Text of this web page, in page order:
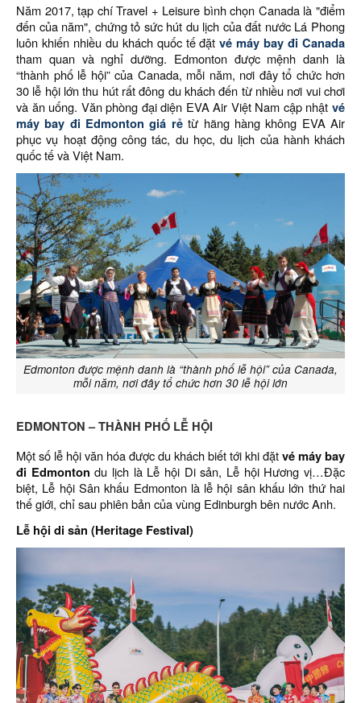
Năm 2017, tạp chí Travel + Leisure bình chọn Canada là "điểm
đến của năm", chứng tỏ sức hút du lịch của đất nước Lá Phong
luôn khiến nhiều du khách quốc tế đặtvé máy bay đi Canada
tham quan và nghỉ dưỡng. Edmonton được mệnh danh là
“thành phố lễ hội” của Canada, mỗi năm, nơi đây tổ chức hơn
30 lễ hội lớn thu hút rất đông du khách đến từ nhiều nơi vui chơi
và ăn uống. Văn phòng đại diện EVA Air Việt Nam cập nhật vé
máy bay đi Edmonton giá rẻtừ hãng hàng không EVA Air
phục vụ hoạt động công tác, du học, du lịch của hành khách
quốc tế và Việt Nam.
Edmonton được mệnh danh là “thành phố lễ hội” của Canada,
mỗi năm, nơi đây tổ chức hơn 30 lễ hội lớn
EDMONTON – THÀNH PHỐ LỄ HỘI
Một số lễ hội văn hóa được du khách biết tới khi đặtvé máy bay
đi Edmonton du lịch là Lễ hội Di sản, Lễ hội Hương vị…Đặc
biệt, Lễ hội Sân khấu Edmonton là lễ hội sân khấu lớn thứ hai
thế giới, chỉ sau phiên bản của vùng Edinburgh bên nước Anh.
Lễ hội di sản (Heritage Festival)